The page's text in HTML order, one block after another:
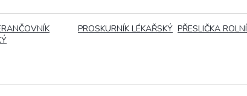
PROSKURNÍK LÉKAŘSKÝ PŘESLIČKA ROLNÍ